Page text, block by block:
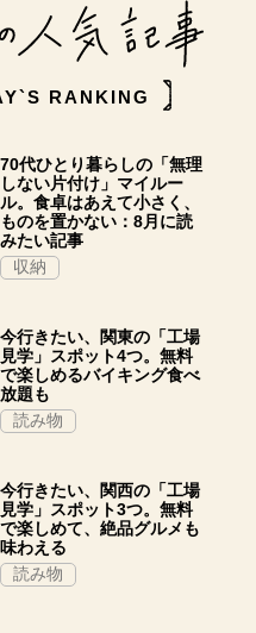
RANKING
70代ひとり暮らしの「無理
しない片付け」マイルー
ル。食卓はあえて小さく、
ものを置かない：8月に読
みたい記事
収納
今行きたい、関東の「工場
見学」スポット4つ。無料
で楽しめるバイキング食べ
放題も
読み物
今行きたい、関西の「工場
見学」スポット3つ。無料
で楽しめて、絶品グルメも
味わえる
読み物